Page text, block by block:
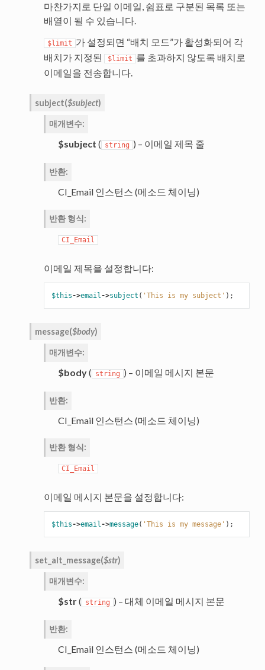
마찬가지로 단일 이메일, 쉼표로 구분된 목록 또는
배열이 될 수 있습니다.
$limit 가 설정되면 “배치 모드”가 활성화되어 각
배치가 지정된
$limit 를 초과하지 않도록 배치로
이메일을 전송합니다.
subject($subject)
매개변수:
$subject ( string ) – 이메일 제목 줄
반환:
CI_Email 인스턴스 (메소드 체이닝)
반환 형식:
CI_Email
이메일 제목을 설정합니다:
$this->email->subject ( 'This is my subject' );
message($body)
매개변수:
$body( string ) – 이메일 메시지 본문
반환:
CI_Email 인스턴스 (메소드 체이닝)
반환 형식:
CI_Email
이메일 메시지 본문을 설정합니다:
$this->email->message( 'This is my message' );
set_alt_message($str)
매개변수:
$str( string ) – 대체 이메일 메시지 본문
반환:
CI_Email 인스턴스 (메소드 체이닝)